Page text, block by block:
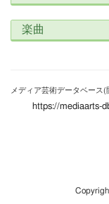
楽曲
メディア芸術データベース
https://mediaarts-